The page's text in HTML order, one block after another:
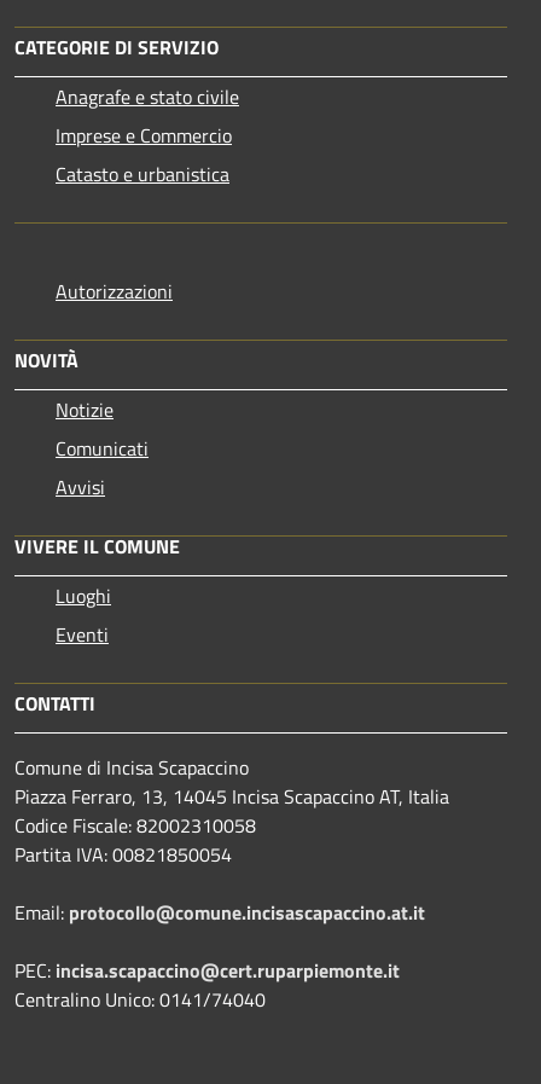
CATEGORIE DI SERVIZIO
Anagrafe e stato civile
Imprese e Commercio
Catasto e urbanistica
Autorizzazioni
NOVITÀ
Notizie
Comunicati
Avvisi
VIVERE IL COMUNE
Luoghi
Eventi
CONTATTI
Comune di Incisa Scapaccino
Piazza Ferraro, 13, 14045 Incisa Scapaccino AT, Italia
Codice Fiscale: 82002310058
Partita IVA: 00821850054
Email: protocollo@comune.incisascapaccino.at.it
PEC: incisa.scapaccino@cert.ruparpiemonte.it
Centralino Unico: 0141/74040